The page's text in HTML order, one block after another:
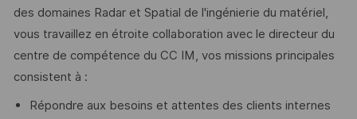
des domaines Radar et Spatial de l'ingénierie du matériel,
vous travaillez en étroite collaboration avec le directeur du
centre de compétence du CC IM, vos missions principales
consistent à :
Répondre aux besoins et attentes des clients internes